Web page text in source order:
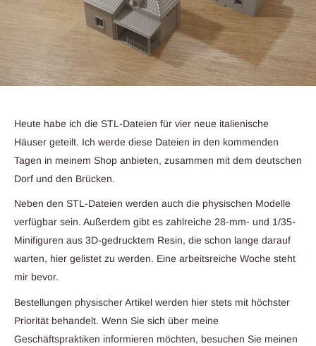
Heute habe ich die STL-Dateien für vier neue italienische
Häuser geteilt. Ich werde diese Dateien in den kommenden
Tagen in meinem Shop anbieten, zusammen mit dem deutschen
Dorf und den Brücken.
Neben den STL-Dateien werden auch die physischen Modelle
verfügbar sein. Außerdem gibt es zahlreiche 28-mm- und 1/35-
Minifiguren aus 3D-gedrucktem Resin, die schon lange darauf
warten, hier gelistet zu werden. Eine arbeitsreiche Woche steht
mir bevor.
Bestellungen physischer Artikel werden hier stets mit höchster
Priorität behandelt. Wenn Sie sich über meine
Geschäftspraktiken informieren möchten, besuchen Sie meinen